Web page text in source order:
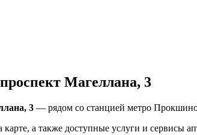
Магеллана, 3
3 — рядом со станцией метро
а также доступные услуги и сервисы